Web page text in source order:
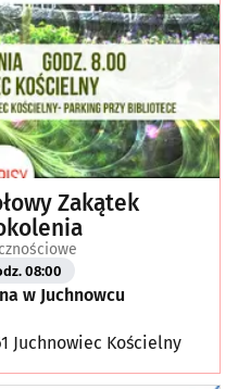
Zakątek
08:00
w Juchnowcu
Juchnowiec Kościelny